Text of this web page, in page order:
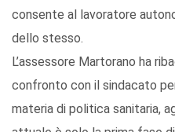
consente al lavoratore
dello stesso.
L’assessore Martorano ha
confronto con il sindacato
materia di politica sanitaria,